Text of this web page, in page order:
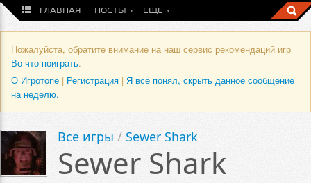
ГЛАВНАЯ ПОСТЫ ЕЩЕ
Пожалуйста, обратите внимание на наш сервис рекомендаций игр
Во что поиграть.
О Игротопе | Регистрация | Я всё понял, скрыть данное сообщение
на неделю.
Все игры / Sewer Shark
Sewer Shark